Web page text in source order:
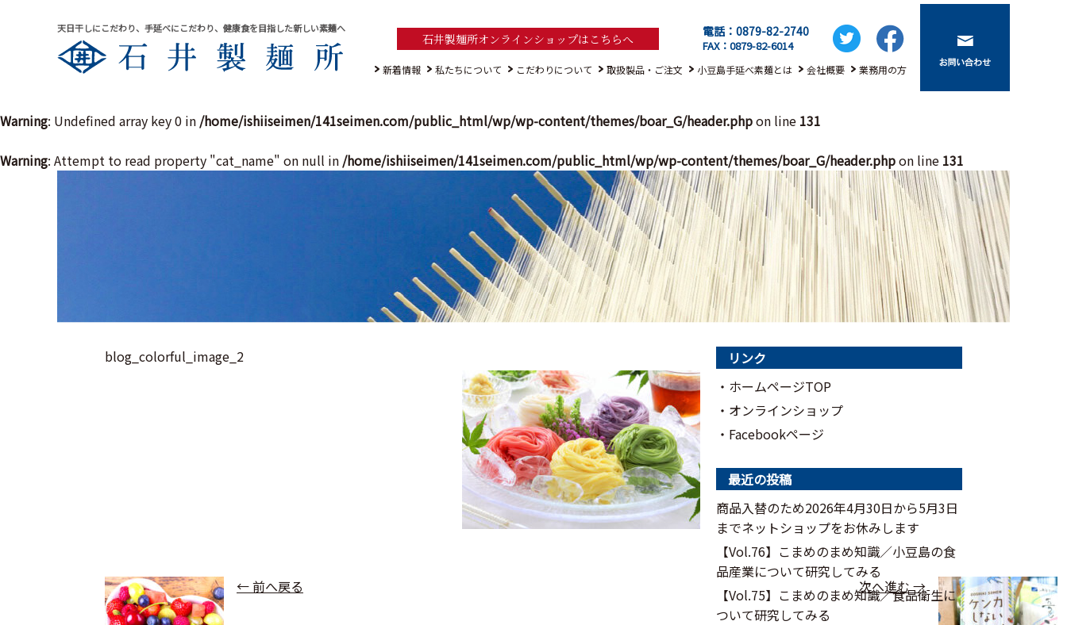
天日干しにこだわり、手延べにこだわり、健康食を目指した新しい素麺へ
石井製麺所オンラインショップはこちらへ 電話：0879-82-2740
FAX：0879-82-6014
新着情報 私たちについて こだわりについて 取扱製品・ご注文 小豆島手延べ素麺とは 会社概要 業務用の方
Warning: Undefined array key 0 in /home/ishiiseimen/141seimen.com/public_html/wp/wp-content/themes/boar_G/header.phpon line 131
Warning: Attempt to read property "cat_name" on null in /home/ishiiseimen/141seimen.com/public_html/wp/wp-content/themes/boar_G/header.phpon line 131
blog_colorful_image_2
← 前へ戻る 次へ進む →
リンク
・ホームページTOP
・オンラインショップ
・Facebookページ
最近の投稿
商品入替のため2026年4月30日から5月3日
までネットショップをお休みします
【Vol.76】こまめのまめ知識／⼩⾖島の⾷
品産業について研究してみる
【Vol.75】こまめのまめ知識／食品衛生に
ついて研究してみる